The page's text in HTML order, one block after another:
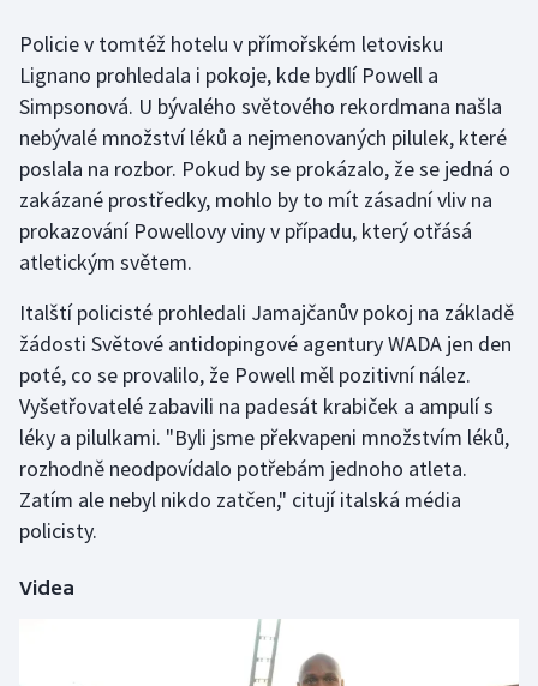
Golf
Gymnastika
Házená
Jezdectví
Judo
Krasobruslení
Lezení
Lyže a snowboard
Moderní pětiboj
Policie v tomtéž hotelu v přímořském letovisku
Lignano prohledala i pokoje, kde bydlí Powell a
Simpsonová. U bývalého světového rekordmana našla
nebývalé množství léků a nejmenovaných pilulek, které
poslala na rozbor. Pokud by se prokázalo, že se jedná o
zakázané prostředky, mohlo by to mít zásadní vliv na
prokazování Powellovy viny v případu, který otřásá
atletickým světem.
Italští policisté prohledali Jamajčanův pokoj na základě
žádosti Světové antidopingové agentury WADA jen den
poté, co se provalilo, že Powell měl pozitivní nález.
Vyšetřovatelé zabavili na padesát krabiček a ampulí s
léky a pilulkami. "Byli jsme překvapeni množstvím léků,
rozhodně neodpovídalo potřebám jednoho atleta.
Zatím ale nebyl nikdo zatčen," citují italská média
policisty.
Videa